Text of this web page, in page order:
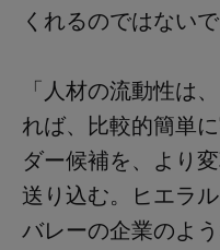
くれるのではないで
「人材の流動性は
れば、比較的簡単
ダー候補を、より
送り込む。ヒエラ
バレーの企業のよ